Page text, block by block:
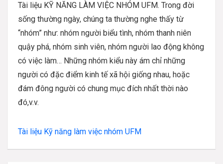
Tài liệu KỸ NĂNG LÀM VIỆC NHÓM UFM. Trong đời
sống thường ngày, chúng ta thường nghe thấy từ
“nhóm” như: nhóm người biểu tình, nhóm thanh niên
quậy phá, nhóm sinh viên, nhóm người lao động không
có việc làm… Những nhóm kiểu này ám chỉ những
người có đặc điểm kinh tế xã hội giống nhau, hoặc
đám đông người có chung mục đích nhất thời nào
đó,v.v.
Tài liệu Kỹ năng làm việc nhóm UFM